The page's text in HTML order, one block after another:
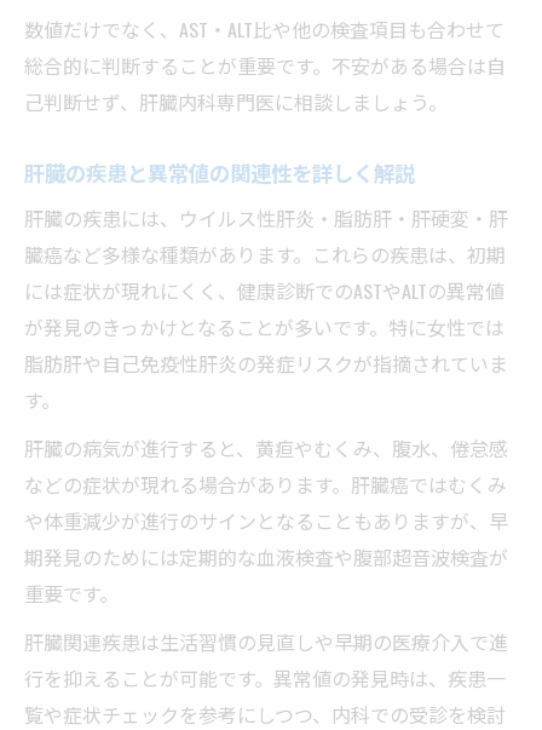
数値だけでなく、AST・ALT比や他の検査項目も合わせて
総合的に判断することが重要です。不安がある場合は自
己判断せず、肝臓内科専門医に相談しましょう。
肝臓の疾患と異常値の関連性を詳しく解説
肝臓の疾患には、ウイルス性肝炎・脂肪肝・肝硬変・肝
臓癌など多様な種類があります。これらの疾患は、初期
には症状が現れにくく、健康診断でのASTやALTの異常値
が発見のきっかけとなることが多いです。特に女性では
脂肪肝や自己免疫性肝炎の発症リスクが指摘されていま
す。
肝臓の病気が進行すると、黄疸やむくみ、腹水、倦怠感
などの症状が現れる場合があります。肝臓癌ではむくみ
や体重減少が進行のサインとなることもありますが、早
期発見のためには定期的な血液検査や腹部超音波検査が
重要です。
肝臓関連疾患は生活習慣の見直しや早期の医療介入で進
行を抑えることが可能です。異常値の発見時は、疾患一
覧や症状チェックを参考にしつつ、内科での受診を検討